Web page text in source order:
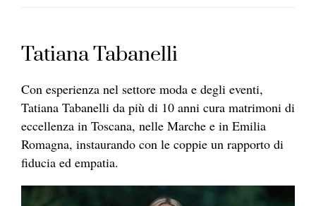
Tatiana Tabanelli
Con esperienza nel settore moda e degli eventi,
Tatiana Tabanelli da più di 10 anni cura matrimoni di
eccellenza in Toscana, nelle Marche e in Emilia
Romagna, instaurando con le coppie un rapporto di
fiducia ed empatia.